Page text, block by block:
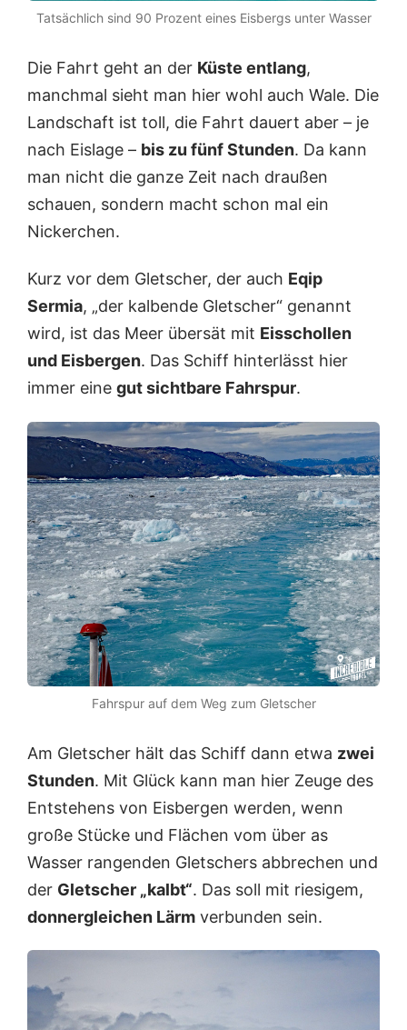
Tatsächlich sind 90 Prozent eines Eisbergs unter Wasser
Die Fahrt geht an der Küste entlang,
manchmal sieht man hier wohl auch Wale. Die
Landschaft ist toll, die Fahrt dauert aber – je
nach Eislage – bis zu fünf Stunden. Da kann
man nicht die ganze Zeit nach draußen
schauen, sondern macht schon mal ein
Nickerchen.
Kurz vor dem Gletscher, der auch Eqip
Sermia, „der kalbende Gletscher“ genannt
wird, ist das Meer übersät mit Eisschollen
und Eisbergen. Das Schiff hinterlässt hier
immer eine gut sichtbare Fahrspur.
Fahrspur auf dem Weg zum Gletscher
Am Gletscher hält das Schiff dann etwa zwei
Stunden. Mit Glück kann man hier Zeuge des
Entstehens von Eisbergen werden, wenn
große Stücke und Flächen vom über as
Wasser rangenden Gletschers abbrechen und
der Gletscher „kalbt“. Das soll mit riesigem,
donnergleichen Lärm verbunden sein.